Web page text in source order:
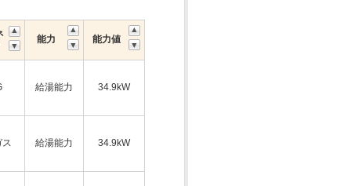
能力 能力値
給湯能力 34.9kW
給湯能力 34.9kW